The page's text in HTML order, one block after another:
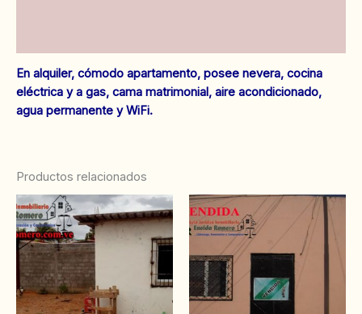
En alquiler, cómodo apartamento, posee nevera, cocina
eléctrica y a gas, cama matrimonial, aire acondicionado,
agua permanente y WiFi.
Productos relacionados